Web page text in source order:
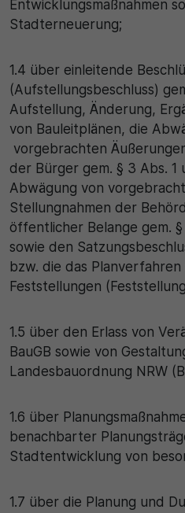
Entwicklungsmaßnahmen
Stadterneuerung;
1.4 über einleitende
(Aufstellungsbeschluss)
Aufstellung, Änderung,
von Bauleitplänen, die
vorgebrachten
der Bürger gem. § 3 Abs. 1
Abwägung von
Stellungnahmen der
öffentlicher Belange gem.
sowie den
bzw. die das
Feststellungen
1.5 über den Erlass von
BauGB sowie von
Landesbauordnung NRW
1.6 über
benachbarter
Stadtentwicklung von
1.7 über die Planung und